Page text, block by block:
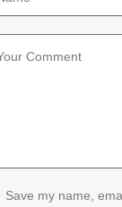
Save my name,